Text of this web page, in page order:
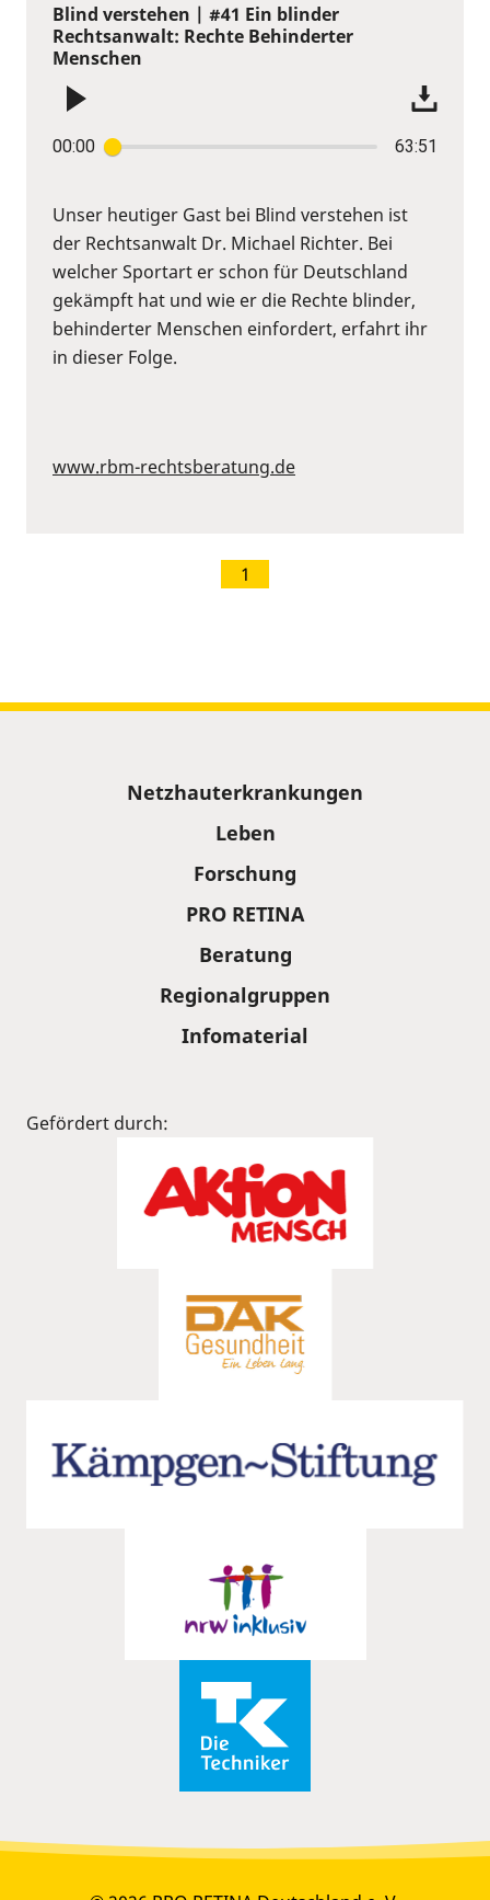
Blind verstehen | #41 Ein blinder
Rechtsanwalt: Rechte Behinderter
Menschen
00:00 63:51
Unser heutiger Gast bei Blind verstehen ist
der Rechtsanwalt Dr. Michael Richter. Bei
welcher Sportart er schon für Deutschland
gekämpft hat und wie er die Rechte blinder,
behinderter Menschen einfordert, erfahrt ihr
in dieser Folge.
www.rbm-rechtsberatung.de
1
Netzhauterkrankungen
Leben
Forschung
PRO RETINA
Beratung
Regionalgruppen
Infomaterial
Gefördert durch: